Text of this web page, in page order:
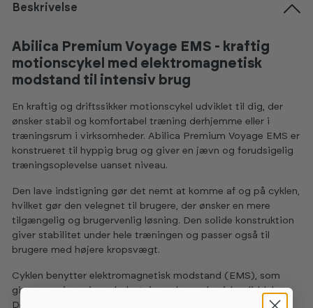
Beskrivelse
Abilica Premium Voyage EMS - kraftig
motionscykel med elektromagnetisk
modstand til intensiv brug
En kraftig og driftssikker motionscykel udviklet til dig, der
ønsker stabil og komfortabel træning derhjemme eller i
træningsrum i virksomheder. Abilica Premium Voyage EMS er
konstrueret til hyppig brug og giver en jævn og forudsigelig
træningsoplevelse uanset niveau.
Den lave indstigning gør det nemt at komme af og på cyklen,
hvilket gør den velegnet til brugere, der ønsker en mere
tilgængelig og brugervenlig løsning. Den solide konstruktion
giver stabilitet under hele træningen og passer også til
brugere med højere kropsvægt.
Cyklen benytter elektromagnetisk modstand (EMS), som
giver præcis og jævn belastning uden mekaniske sliddele.
Dette reducerer behovet for vedligeholdelse og giver lang